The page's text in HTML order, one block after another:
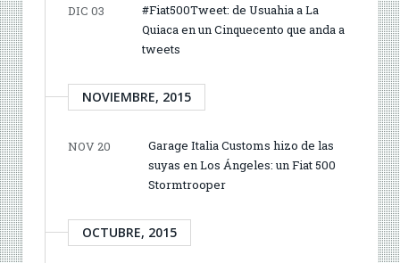
DIC 03
#Fiat500Tweet: de Usuahia a La
Quiaca en un Cinquecento que anda a
tweets
NOVIEMBRE, 2015
NOV 20
Garage Italia Customs hizo de las
suyas en Los Ángeles: un Fiat 500
Stormtrooper
OCTUBRE, 2015